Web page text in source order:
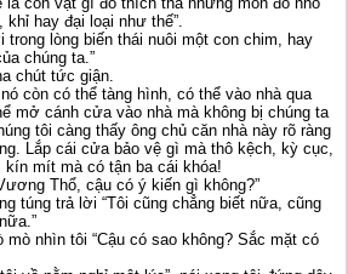
hay đại loại như thế”.
trong lòng biến thái nuôi một con chim, hay
chúng ta.”
chút tức giận.
còn có thể tàng hình, có thể vào nhà qua
mở cánh cửa vào nhà mà không bị chúng ta
tôi càng thấy ông chủ căn nhà này rõ ràng
Lắp cái cửa bảo vệ gì mà thô kệch, kỳ cục,
mít mà có tận ba cái khóa!
Thổ, cậu có ý kiến gì không?”
túng trả lời “Tôi cũng chẳng biết nữa, cũng
nhìn tôi “Cậu có sao không? Sắc mặt có